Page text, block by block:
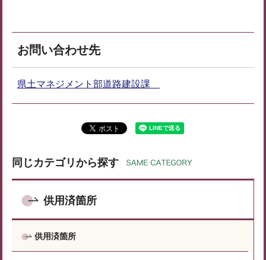
お問い合わせ先
県土マネジメント部道路建設課
同じカテゴリから探す
供用済箇所
供用済箇所